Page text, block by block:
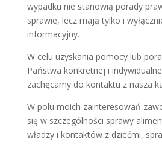
wypadku nie stanowią porady
sprawie, lecz mają tylko i
informacyjny.
W celu uzyskania pomocy lub
Państwa konkretnej i
zachęcamy do kontaktu z nasza
W polu moich zainteresowań
się w szczególności sprawy
władzy i kontaktów z dziećmi,